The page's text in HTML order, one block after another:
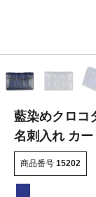
藍染めクロコ
名刺入れ カ
商品番号 15202